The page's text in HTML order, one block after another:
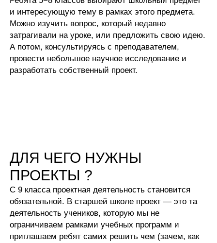
и интересующую тему в рамках этого предмета.
Можно изучить вопрос, который недавно
затрагивали на уроке, или предложить свою идею.
А потом, консультируясь с преподавателем,
провести небольшое научное исследование и
разработать собственный проект.
ДЛЯ ЧЕГО НУЖНЫ
ПРОЕКТЫ ?
С 9 класса проектная деятельность становится
обязательной. В старшей школе проект — это та
деятельность учеников, которую мы не
ограничиваем рамками учебных программ и
приглашаем ребят самих решить чем (зачем, как